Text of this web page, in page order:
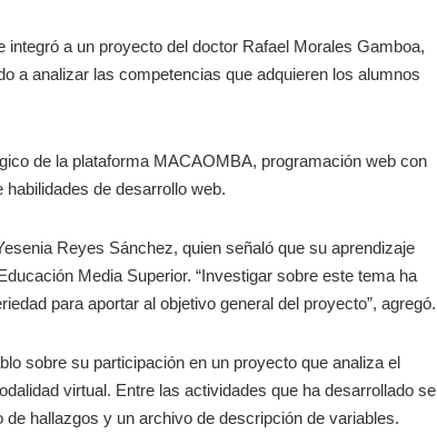
integró a un proyecto del doctor Rafael Morales Gamboa,
a analizar las competencias que adquieren los alumnos
de la plataforma MACAOMBA, programación web con
de desarrollo web.
Reyes Sánchez, quien señaló que su aprendizaje
Media Superior. “Investigar sobre este tema ha
para aportar al objetivo general del proyecto”, agregó.
sobre su participación en un proyecto que analiza el
virtual. Entre las actividades que ha desarrollado se
hallazgos y un archivo de descripción de variables.